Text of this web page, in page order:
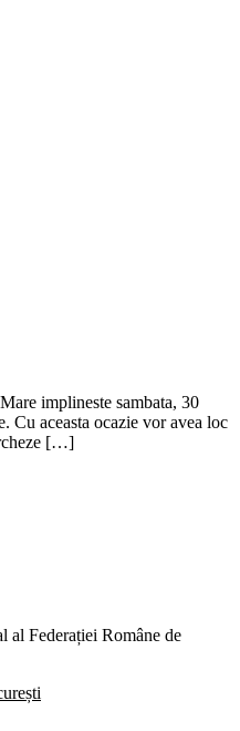
implineste sambata, 30
Cu aceasta ocazie vor avea loc
[…]
al Federației Române de